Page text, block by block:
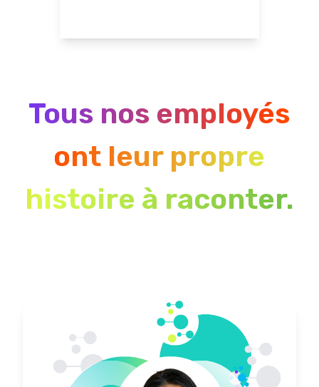
Tous nos employés
ont leur propre
histoire à raconter.